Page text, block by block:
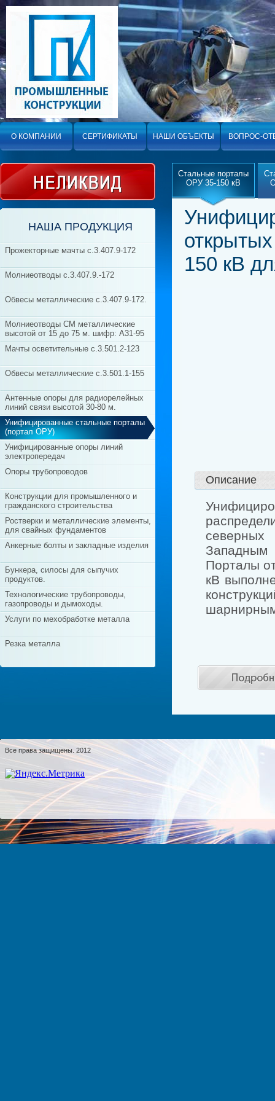
О КОМПАНИИ СЕРТИФИКАТЫ НАШИ ОБЪЕКТЫ ВОПРОС-
НАША ПРОДУКЦИЯ
Прожекторные мачты c.3.407.9-172
Молниеотводы с.3.407.9.-172
Обвесы металлические с.3.407.9-172.
Молниеотводы СМ металлические
высотой от 15 до 75 м. шифр: А31-95
Мачты осветительные с.3.501.2-123
Обвесы металлические с.3.501.1-155
Антенные опоры для радиорелейных
линий связи высотой 30-80 м.
Унифицированные стальные порталы
(портал ОРУ)
Унифицированные опоры линий
электропередач
Опоры трубопроводов
Конструкции для промышленного и
гражданского строительства
Ростверки и металлические элементы,
для свайных фундаментов
Анкерные болты и закладные изделия
Бункера, силосы для сыпучих
продуктов.
Технологические трубопроводы,
газопроводы и дымоходы.
Услуги по мехобработке металла
Резка металла
Стальные порталы
ОРУ 35-150 кВ
150 кВ
Описание
северных
Порталы
кВ
Все права защищены. 2012